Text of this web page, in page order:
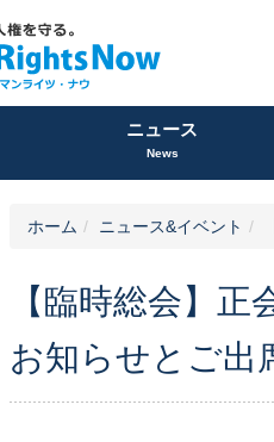
ニュース
News
ホーム ニュース&イベント
【臨時総会】
お知らせとご出